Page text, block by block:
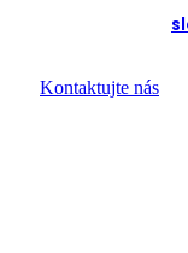
Kontaktujte nás